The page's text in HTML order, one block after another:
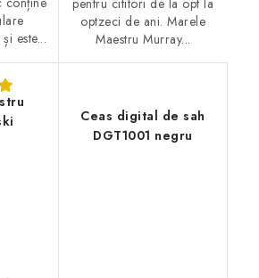
este...
optzeci de ani. Marele
Maestru Murray...
Ceas digital de sah
DGT1001 negru